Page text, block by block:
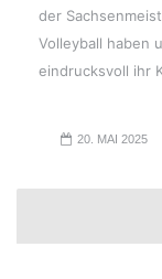
der
Volleyball haben
eindrucksvoll ihr
20. MAI 2025